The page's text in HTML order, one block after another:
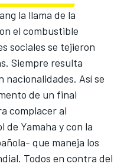
la llama de la
el combustible
sociales se tejieron
Siempre resulta
nacionalidades. Así se
de un final
complacer al
Yamaha y con la
que maneja los
Todos en contra del